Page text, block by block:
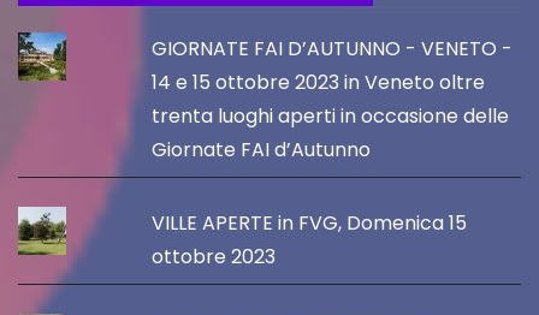
GIORNATE FAI D’AUTUNNO - VENETO -
14 e 15 ottobre 2023 in Veneto oltre
trenta luoghi aperti in occasione delle
Giornate FAI d’Autunno
VILLE APERTE in FVG, Domenica 15
ottobre 2023